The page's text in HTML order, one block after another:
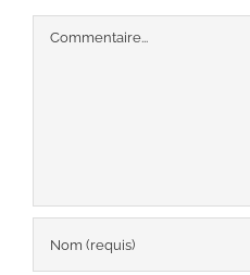
Commentaire